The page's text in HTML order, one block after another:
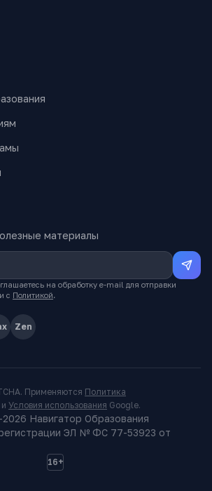
материалы
на обработку e-mail для отправки
с Политикой.
Zen
Применяются Политика
и Условия использования Google.
2026 Навигатор Образования
ЭЛ № ФС 77-53923 от
16+